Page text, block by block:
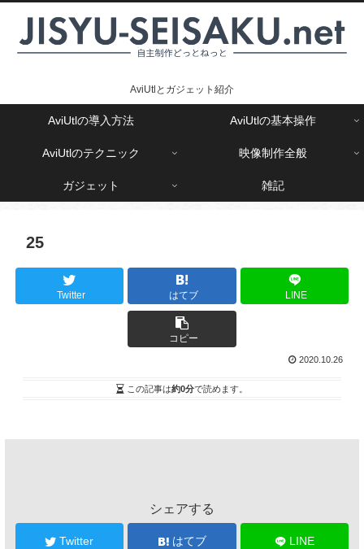
AviUtlとガジェット紹介
AviUtlの導入方法 AviUtlの基本操作
AviUtlのテクニック 映像制作全般
ガジェット 雑記
25
Twitter はてブ LINE
コピー
2020.10.26
この記事は約0分で読めます。
シェアする
Twitter はてブ LINE